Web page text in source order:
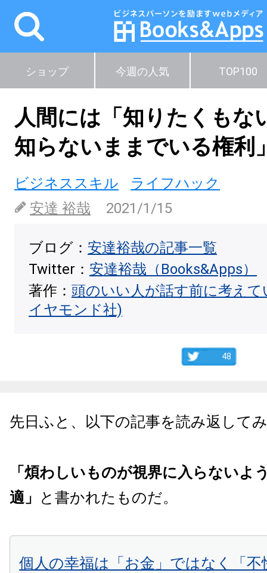
ショップ 今週の人気 TOP100
人間には「知りたくもな
知らないままでいる権利
ビジネススキル
ライフハック
安達 裕哉
2021/1/15
ブログ： 安達裕哉の記事一覧
Twitter： 安達裕哉（Books&Apps）
著作： 頭のいい人が話す前に考え
イヤモンド社)
48
先日ふと、以下の記事を読み返して
「煩わしいものが視界に入らないよ
適」 と書かれたものだ。
個人の幸福は「お金」ではなく「